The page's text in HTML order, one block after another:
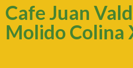
Cafe Juan
Molido Colina